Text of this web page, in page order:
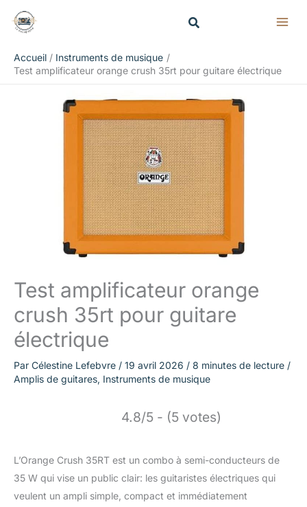
Accueil
Instruments de musique
Test amplificateur orange crush 35rt pour guitare électrique
Test amplificateur orange
crush 35rt pour guitare
électrique
Par Célestine Lefebvre / 19 avril 2026 / 8 minutes de lecture /
Amplis de guitares, Instruments de musique
4.8/5 - (5 votes)
L’Orange Crush 35RT est un combo à semi-conducteurs de
35 W qui vise un public clair: les guitaristes électriques qui
veulent un ampli simple, compact et immédiatement
Rechercher